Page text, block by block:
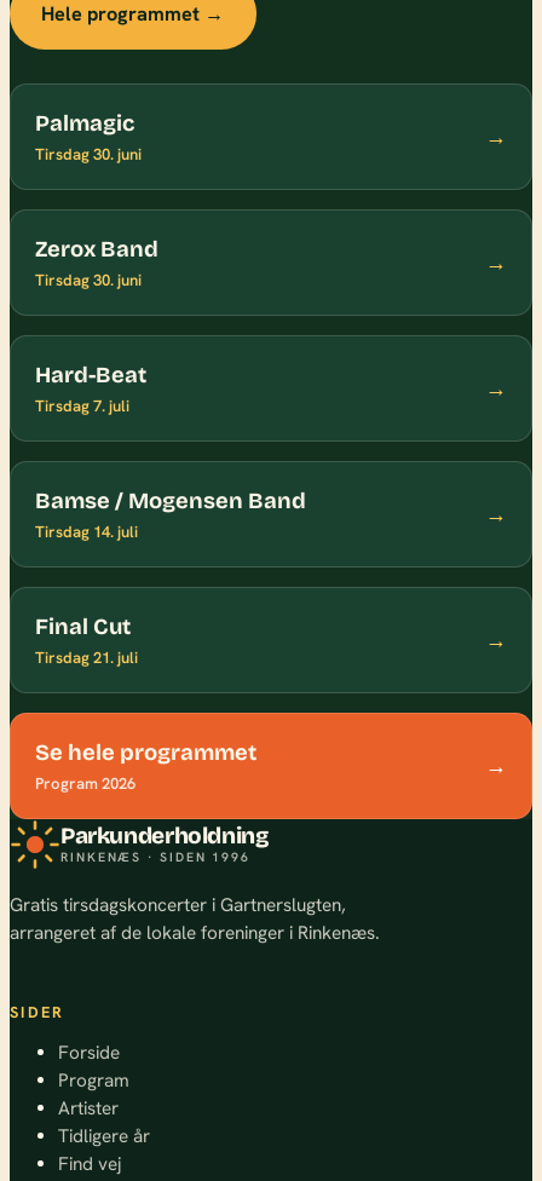
Hele programmet →
Palmagic
Tirsdag 30. juni
→
Zerox Band
Tirsdag 30. juni
→
Hard-Beat
Tirsdag 7. juli
→
Bamse / Mogensen Band
Tirsdag 14. juli
→
Final Cut
Tirsdag 21. juli
→
Se hele programmet
Program 2026
→
Parkunderholdning
RINKENÆS · SIDEN 1996
Gratis tirsdagskoncerter i Gartnerslugten,
arrangeret af de lokale foreninger i Rinkenæs.
SIDER
Forside
Program
Artister
Tidligere år
Find vej